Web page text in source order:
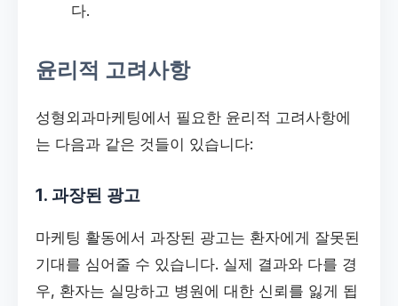
다.
윤리적 고려사항
성형외과마케팅에서 필요한 윤리적 고려사항에
는 다음과 같은 것들이 있습니다:
1. 과장된 광고
마케팅 활동에서 과장된 광고는 환자에게 잘못된
기대를 심어줄 수 있습니다. 실제 결과와 다를 경
우, 환자는 실망하고 병원에 대한 신뢰를 잃게 됩